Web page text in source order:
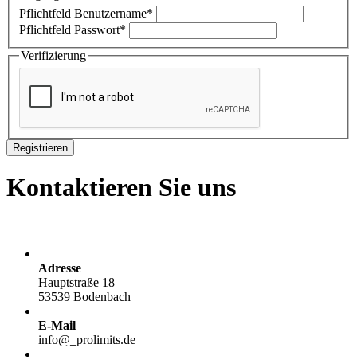
Pflichtfeld Benutzername*
Pflichtfeld Passwort*
Verifizierung
Registrieren
Kontaktieren Sie uns
Adresse
Hauptstraße 18
53539 Bodenbach
E-Mail
info@ prolimits.de